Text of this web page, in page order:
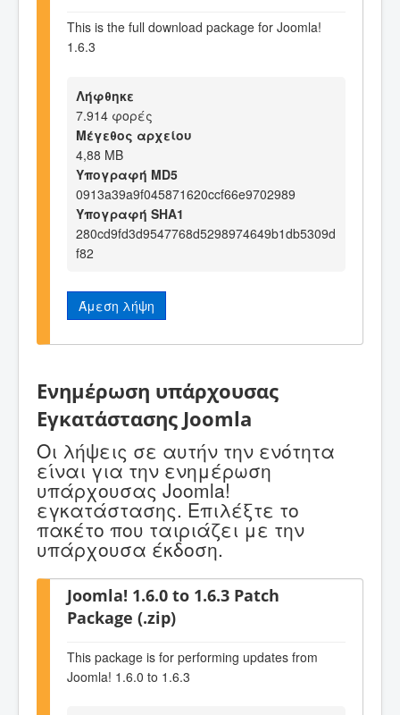
This is the full download package for Joomla!
1.6.3
Λήφθηκε
7.914 φορές
Μέγεθος αρχείου
4,88 MB
Υπογραφή MD5
0913a39a9f045871620ccf66e9702989
Υπογραφή SHA1
280cd9fd3d9547768d5298974649b1db5309d
f82
Άμεση λήψη
Ενημέρωση υπάρχουσας
Εγκατάστασης Joomla
Οι λήψεις σε αυτήν την ενότητα
είναι για την ενημέρωση
υπάρχουσας Joomla!
εγκατάστασης. Επιλέξτε το
πακέτο που ταιριάζει με την
υπάρχουσα έκδοση.
Joomla! 1.6.0 to 1.6.3 Patch
Package (.zip)
This package is for performing updates from
Joomla! 1.6.0 to 1.6.3